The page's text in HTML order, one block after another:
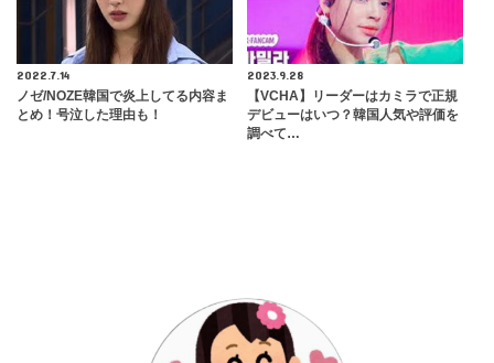
2022.7.14
ノゼ/NOZE韓国で炎上してる内容ま
とめ！号泣した理由も！
2023.9.28
【VCHA】リーダーはカミラで正規
デビューはいつ？韓国人気や評価を
調べて…